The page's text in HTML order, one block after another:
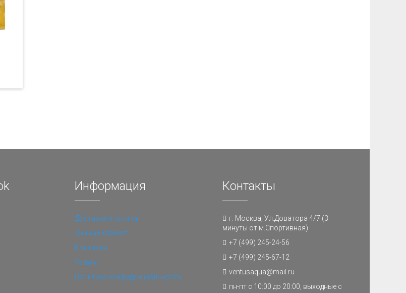
Информация
Доставка и оплата
Личный кабинет
Контакты
Услуги
Политика конфиденциальности
Контакты
г. Москва, Ул.Доватора 4/7 (3
минуты от м.Спортивная)
+7 (499) 245-24-56
+7 (499) 245-67-12
ventusaqua@mail.ru
пн-пт с 10:00 до 20:00, выходные с